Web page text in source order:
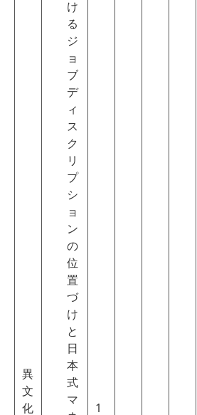
異
文
化
け
る
ジ
ョ
ブ
デ
ィ
ス
ク
リ
プ
シ
ョ
ン
の
位
置
づ
け
と
日
本
式
マ
1